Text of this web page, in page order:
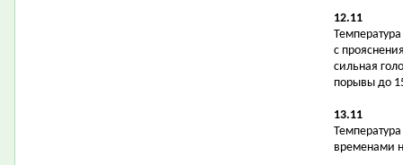
12.11
с
сильная
порывы до
13.11
временами